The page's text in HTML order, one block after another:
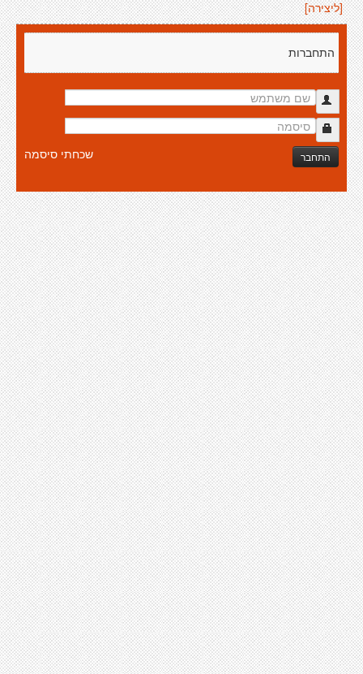
[ליצירה]
התחברות
התחבר שכחתי סיסמה